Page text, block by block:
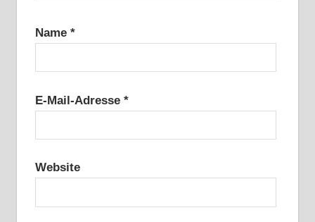
Name *
E-Mail-Adresse *
Website